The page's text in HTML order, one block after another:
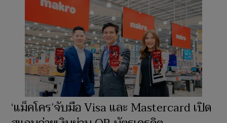
‘แม็คโคร’จับมือ Visa และ Mastercard เปิด